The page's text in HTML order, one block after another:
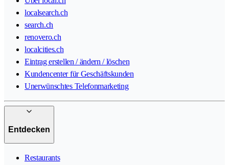
localsearch.ch
search.ch
renovero.ch
localcities.ch
Eintrag erstellen / ändern / löschen
Kundencenter für Geschäftskunden
Unerwünschtes Telefonmarketing
Entdecken
Restaurants